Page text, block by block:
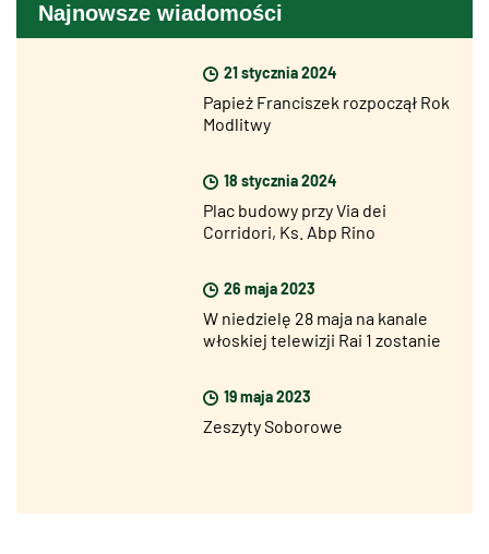
Najnowsze wiadomości
21 stycznia 2024
Papież Franciszek rozpoczął Rok
Modlitwy
18 stycznia 2024
Plac budowy przy Via dei
Corridori, Ks. Abp Rino
26 maja 2023
W niedzielę 28 maja na kanale
włoskiej telewizji Rai 1 zostanie
202519 maja 2023
Zeszyty Soborowe